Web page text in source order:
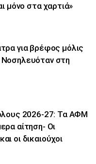
μόνο στα χαρτιά»
για βρέφος μόλις
στη
2026-27: Τα ΑΦΜ
αίτηση- Οι
οι δικαιούχοι